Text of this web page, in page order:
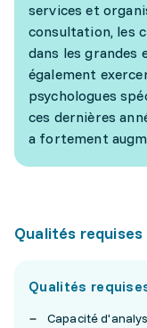
services et
consultation, les
dans les grandes
également
psychologues
ces dernières
a fortement
Qualités
Qualités
Capacité